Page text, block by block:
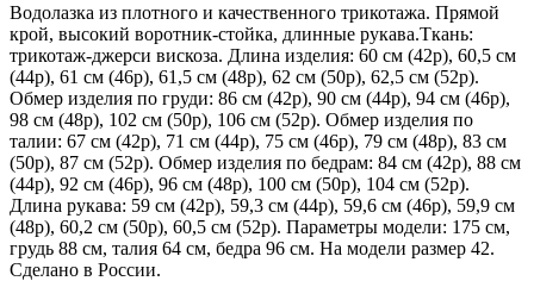
Водолазка из плотного и качественного трикотажа. Прямой
крой, высокий воротник-стойка, длинные рукава.Ткань:
трикотаж-джерси вискоза. Длина изделия: 60 см (42р), 60,5 см
(44р), 61 см (46р), 61,5 см (48р), 62 см (50р), 62,5 см (52р).
Обмер изделия по груди: 86 см (42р), 90 см (44р), 94 см (46р),
98 см (48р), 102 см (50р), 106 см (52р). Обмер изделия по
талии: 67 см (42р), 71 см (44р), 75 см (46р), 79 см (48р), 83 см
(50р), 87 см (52р). Обмер изделия по бедрам: 84 см (42р), 88 см
(44р), 92 см (46р), 96 см (48р), 100 см (50р), 104 см (52р).
Длина рукава: 59 см (42р), 59,3 см (44р), 59,6 см (46р), 59,9 см
(48р), 60,2 см (50р), 60,5 см (52р). Параметры модели: 175 см,
грудь 88 см, талия 64 см, бедра 96 см. На модели размер 42.
Сделано в России.